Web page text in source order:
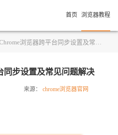
首页 浏览器教程
浏览器跨平台同步设置及常见问题解决
同步设置及常见问题解决
来源： chrome浏览器官网